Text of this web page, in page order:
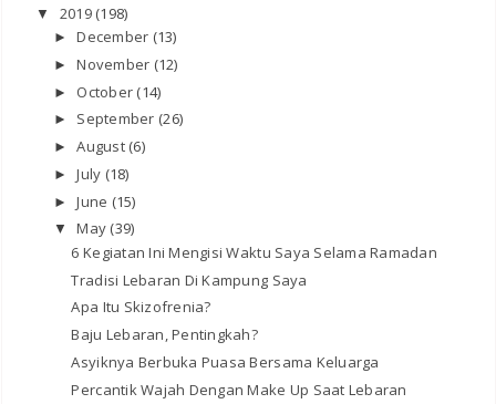
▼ 2019 (198)
►December (13)
►November (12)
► October (14)
► September (26)
►August (6)
►July (18)
►June (15)
▼May (39)
6 Kegiatan Ini Mengisi Waktu Saya Selama Ramadan
Tradisi Lebaran Di Kampung Saya
Apa Itu Skizofrenia?
Baju Lebaran, Pentingkah?
Asyiknya Berbuka Puasa Bersama Keluarga
Percantik Wajah Dengan Make Up Saat Lebaran